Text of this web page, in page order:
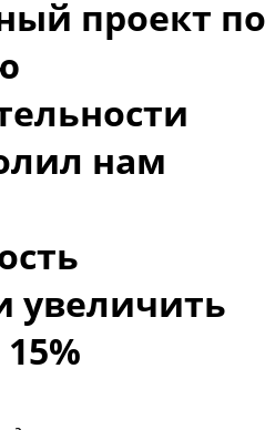
проект по
нам
увеличить